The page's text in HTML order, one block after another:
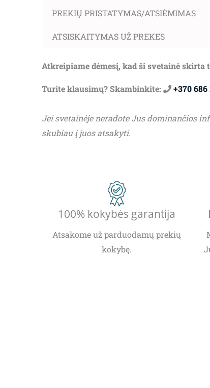
PREKIŲ PRISTATYMAS/ATSIĖMIMAS
ATSISKAITYMAS UŽ PREKES
Atkreipiame dėmesį, kad ši svetainė
Turite klausimų? Skambinkite: +370 686
Jei svetainėje neradote Jus dominančios
skubiau į juos atsakyti.
100% kokybės garantija
Atsakome už parduodamų prekių
kokybę.